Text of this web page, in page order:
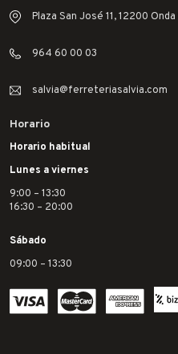
Plaza San José 11, 12200
964 60 00 03
salvia@ferreteriasalvia.com
Horario
Horario habitual
Lunes a viernes
9:00 – 13:30
16:30 – 20:00
Sábado
09:00 – 13:30